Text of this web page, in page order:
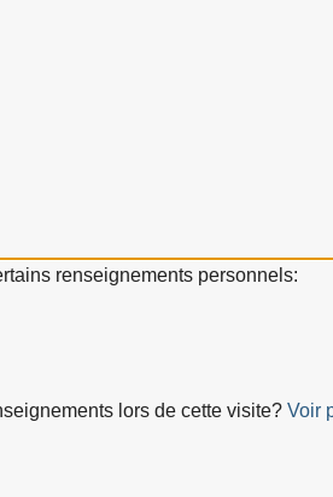
renseignements personnels:
lors de cette visite? Voir